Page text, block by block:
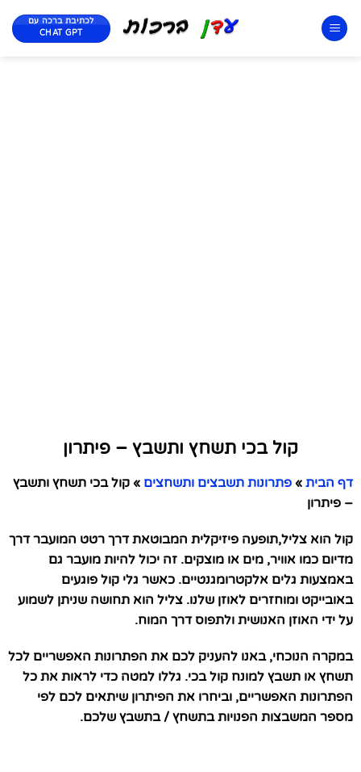
לכתיבת ברכה עם
CHAT GPT
קול בכי תשחץ ותשבץ – פיתרון
דף הבית » פתרונות תשבצים ותשחצים » קול בכי תשחץ ותשבץ
– פיתרון
קול הוא צליל,תופעה פיזיקלית המבוטאת דרך רטט המועבר דרך
מדיום כמו אוויר, מים או מוצקים. זה יכול להיות מועבר גם
באמצעות גלים אלקטרומגנטיים. כאשר גלי קול פוגעים
באובייקט ומוחזרים לאוזן שלנו. צליל הוא תחושה שניתן לשמוע
על ידי האוזן האנושית ולתפוס דרך המוח.
במקרה הנוכחי, באנו להעניק לכם את הפתרונות האפשריים לכל
תשחץ או תשבץ למונח קול בכי. גללו למטה כדי לראות את כל
הפתרונות האפשריים, וביחרו את הפיתרון שיתאים לכם לפי
מספר המשבצות הפנויות בתשחץ / בתשבץ שלכם.